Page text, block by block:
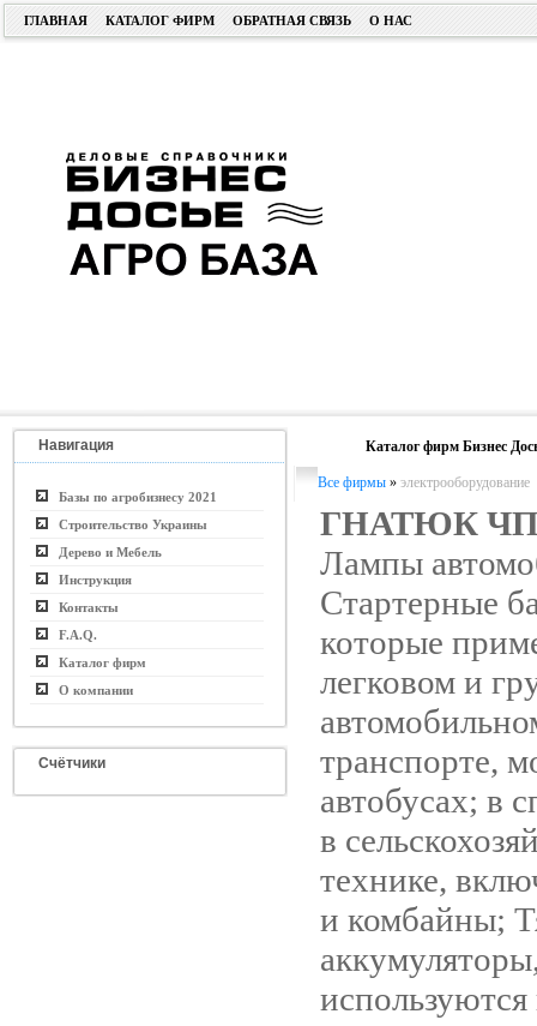
ГЛАВНАЯ КАТАЛОГ ФИРМ ОБРАТНАЯ СВЯЗЬ О НАС
Навигация
Базы по агробизнесу 2021
Строительство Украины
Дерево и Мебель
Инструкция
Контакты
F.A.Q.
Каталог фирм
О компании
Счётчики
Каталог фирм Бизнес
Все фирмы » электрооборудование
ГНАТЮК
Лампы
Стартерные
которые
легковом и
транспорте,
автобусах; в
в
технике,
и комбайны;